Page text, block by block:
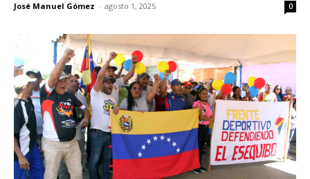
José Manuel Gómez - agosto 1, 2025 0